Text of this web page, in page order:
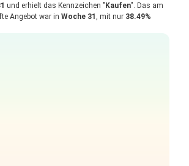
und erhielt das Kennzeichen " Kaufen". Das am
Angebot war in Woche 31 , mit nur 38.49%